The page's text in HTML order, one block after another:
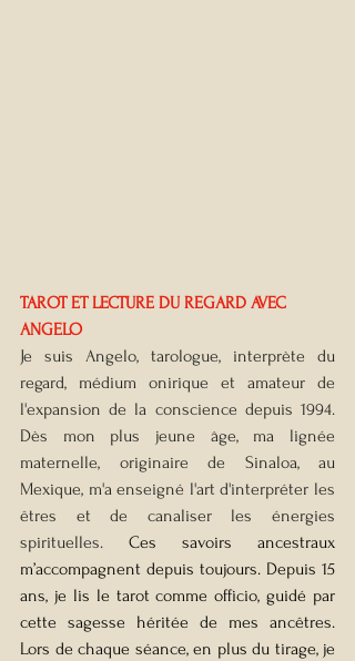
TAROT ET LECTURE DU REGARD AVEC
ANGELO
Je suis Angelo, tarologue, interprète du
regard, médium onirique et amateur de
l'expansion de la conscience depuis 1994.
Dès mon plus jeune âge, ma lignée
maternelle, originaire de Sinaloa, au
Mexique, m'a enseigné l'art d'interpréter les
êtres et de canaliser les énergies
spirituelles. Ces savoirs ancestraux
m’accompagnent depuis toujours. Depuis 15
ans, je lis le tarot comme officio, guidé par
cette sagesse héritée de mes ancêtres.
Lors de chaque séance, en plus du tirage, je